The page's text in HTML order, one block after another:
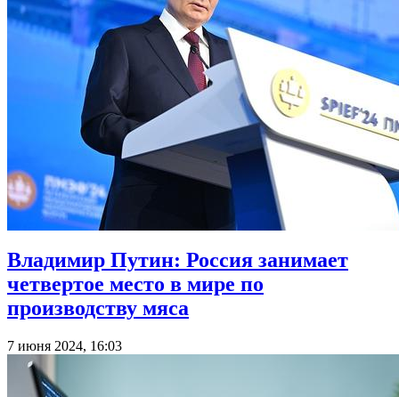
Владимир Путин: Россия занимает
четвертое место в мире по
производству мяса
7 июня 2024, 16:03